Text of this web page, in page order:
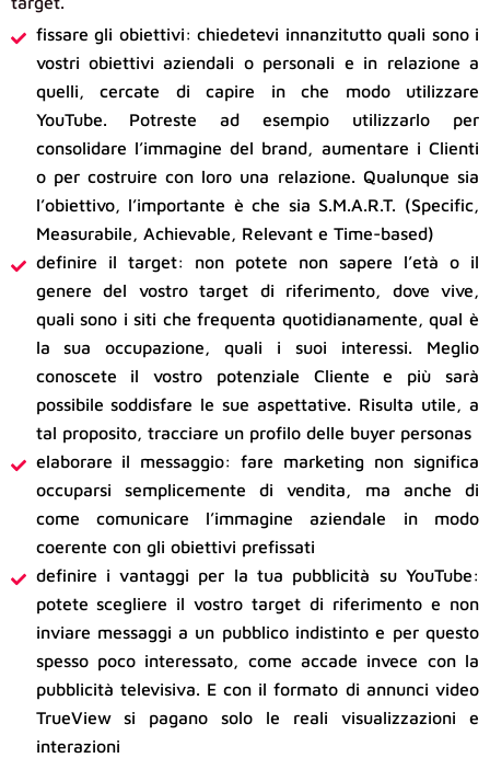
fissare gli obiettivi: chiedetevi innanzitutto quali sono i
vostri obiettivi aziendali o personali e in relazione a
quelli, cercate di capire in che modo utilizzare
YouTube. Potreste ad esempio utilizzarlo per
consolidare l’immagine del brand, aumentare i Clienti
o per costruire con loro una relazione. Qualunque sia
l’obiettivo, l’importante è che sia S.M.A.R.T. (Specific,
Measurabile, Achievable, Relevant e Time-based)
definire il target: non potete non sapere l’età o il
genere del vostro target di riferimento, dove vive,
quali sono i siti che frequenta quotidianamente, qual è
la sua occupazione, quali i suoi interessi. Meglio
conoscete il vostro potenziale Cliente e più sarà
possibile soddisfare le sue aspettative. Risulta utile, a
tal proposito, tracciare un profilo delle buyer personas
elaborare il messaggio: fare marketing non significa
occuparsi semplicemente di vendita, ma anche di
come comunicare l’immagine aziendale in modo
coerente con gli obiettivi prefissati
definire i vantaggi per la tua pubblicità su YouTube:
potete scegliere il vostro target di riferimento e non
inviare messaggi a un pubblico indistinto e per questo
spesso poco interessato, come accade invece con la
pubblicità televisiva. E con il formato di annunci video
TrueView si pagano solo le reali visualizzazioni e
interazioni